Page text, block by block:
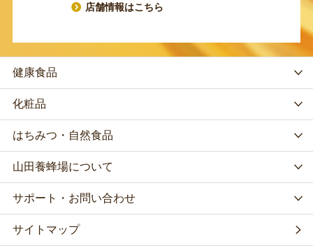
店舗情報はこちら
健康食品
化粧品
はちみつ・自然食品
山田養蜂場について
サポート・お問い合わせ
サイトマップ